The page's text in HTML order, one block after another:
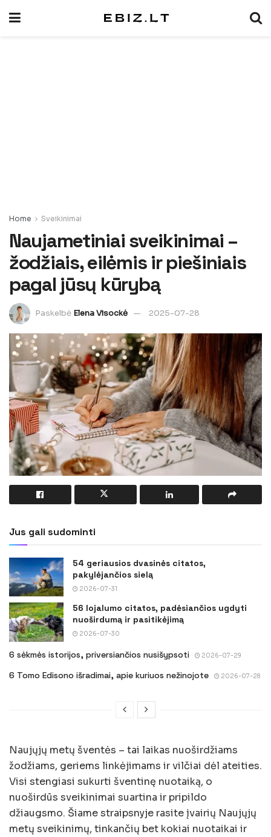
Home Sveikinimai
Naujametiniai sveikinimai –
žodžiais, eilėmis ir piešiniais
pagal jūsų kūrybą
Paskelbė Elena Visockė 2025-07-28
Jus gali sudominti
54 geriausios dvasinės citatos,
pakylėjančios sielą
2026-07-31
56 lojalumo citatos, padėsiančios ugdyti
nuoširdumą ir pasitikėjimą
2026-07-30
6 sėkmės istorijos, priversiančios nusišypsoti 2026-07-29
6 Tomo Edisono išradimai, apie kuriuos nežinojote 2026-07-28
Naujųjų metų šventės – tai laikas nuoširdžiams
žodžiams, geriems linkėjimams ir vilčiai dėl ateities.
Visi stengiasi sukurti šventinę nuotaiką, o
nuoširdūs sveikinimai suartina ir pripildo
džiaugsmo. Šiame straipsnyje rasite įvairių Naujųjų
metų sveikinimų, tinkančių bet kokiai nuotaikai ir